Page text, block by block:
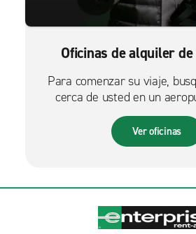
Oficinas de alquiler
Para comenzar su viaje,
cerca de usted en un
ciudad.
Ver oficinas